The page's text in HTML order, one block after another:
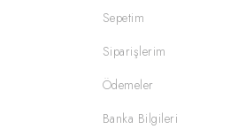
Sepetim
Siparişlerim
Ödemeler
Banka Bilgileri